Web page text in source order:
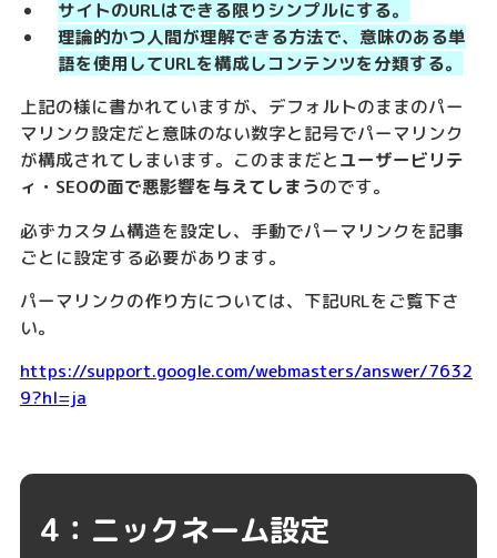
サイトのURLはできる限りシンプルにする。
理論的かつ人間が理解できる方法で、意味のある単
語を使用してURLを構成しコンテンツを分類する。
上記の様に書かれていますが、デフォルトのままのパー
マリンク設定だと意味のない数字と記号でパーマリンク
が構成されてしまいます。このままだとユーザービリテ
ィ・SEOの面で悪影響を与えてしまうのです。
必ずカスタム構造を設定し、手動でパーマリンクを記事
ごとに設定する必要があります。
パーマリンクの作り方については、下記URLをご覧下さ
い。
https://support.google.com/webmasters/answer/7632
9?hl=ja
4：ニックネーム設定